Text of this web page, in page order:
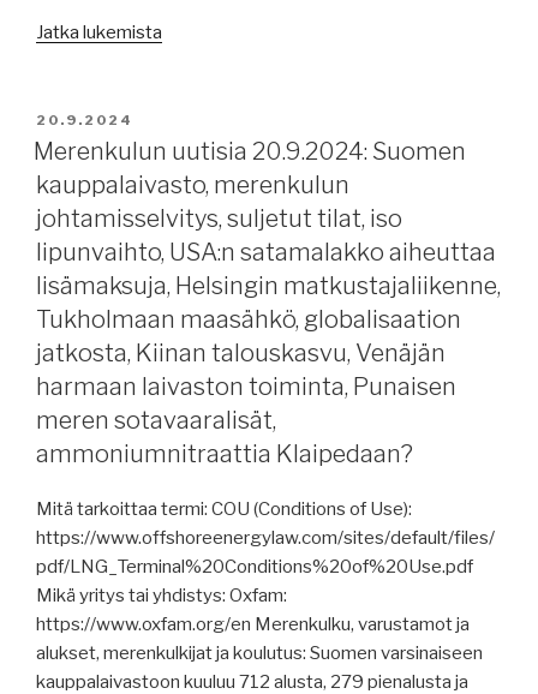
ilmastonmuutos,
suojapaikkaa,
tutkinta
jatkuu
kaasuputken
katkeamisesta.”
Jatka lukemista
raportteja,
arktinen
antarktinen,
IMO
MEPC,
merisotaharjoituksia.”
JULKAISTU
20.9.2024
Merenkulun uutisia 20.9.2024: Suomen
kauppalaivasto, merenkulun
johtamisselvitys, suljetut tilat, iso
lipunvaihto, USA:n satamalakko aiheuttaa
lisämaksuja, Helsingin matkustajaliikenne,
Tukholmaan maasähkö, globalisaation
jatkosta, Kiinan talouskasvu, Venäjän
harmaan laivaston toiminta, Punaisen
meren sotavaaralisät,
ammoniumnitraattia Klaipedaan?
Mitä tarkoittaa termi: COU (Conditions of Use):
https://www.offshoreenergylaw.com/sites/default/files/
pdf/LNG_Terminal%20Conditions%20of%20Use.pdf
Mikä yritys tai yhdistys: Oxfam:
https://www.oxfam.org/en Merenkulku, varustamot ja
alukset, merenkulkijat ja koulutus: Suomen varsinaiseen
kauppalaivastoon kuuluu 712 alusta, 279 pienalusta ja